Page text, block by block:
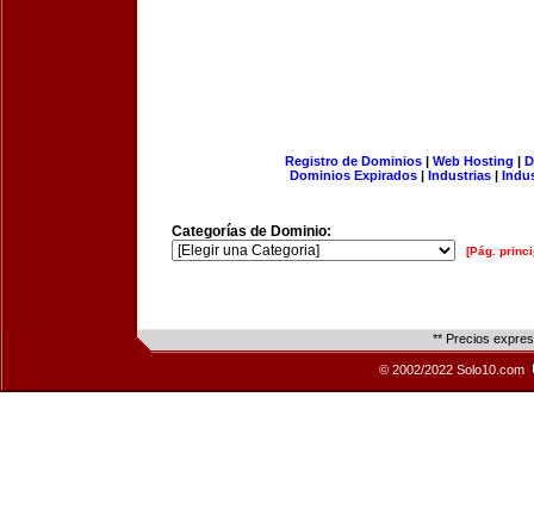
Registro de Dominios| Web Hosting |
Dominios Expirados | Industrias |
Categorías de Dominio:
[Pág.
** Precios
© 2002/2022 Solo10.com